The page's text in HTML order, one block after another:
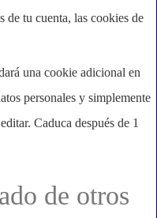
de tu cuenta, las cookies de
una cookie adicional en
personales y simplemente
Caduca después de 1
de otros